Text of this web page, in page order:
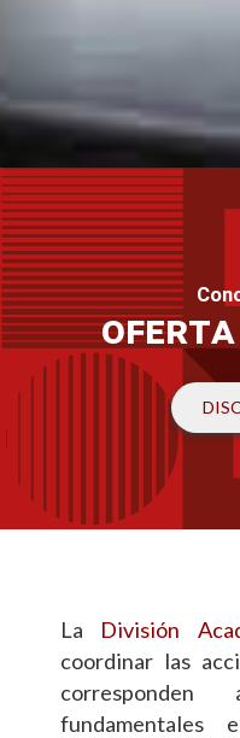
Oferta
La División
coordinar las
fundamentales